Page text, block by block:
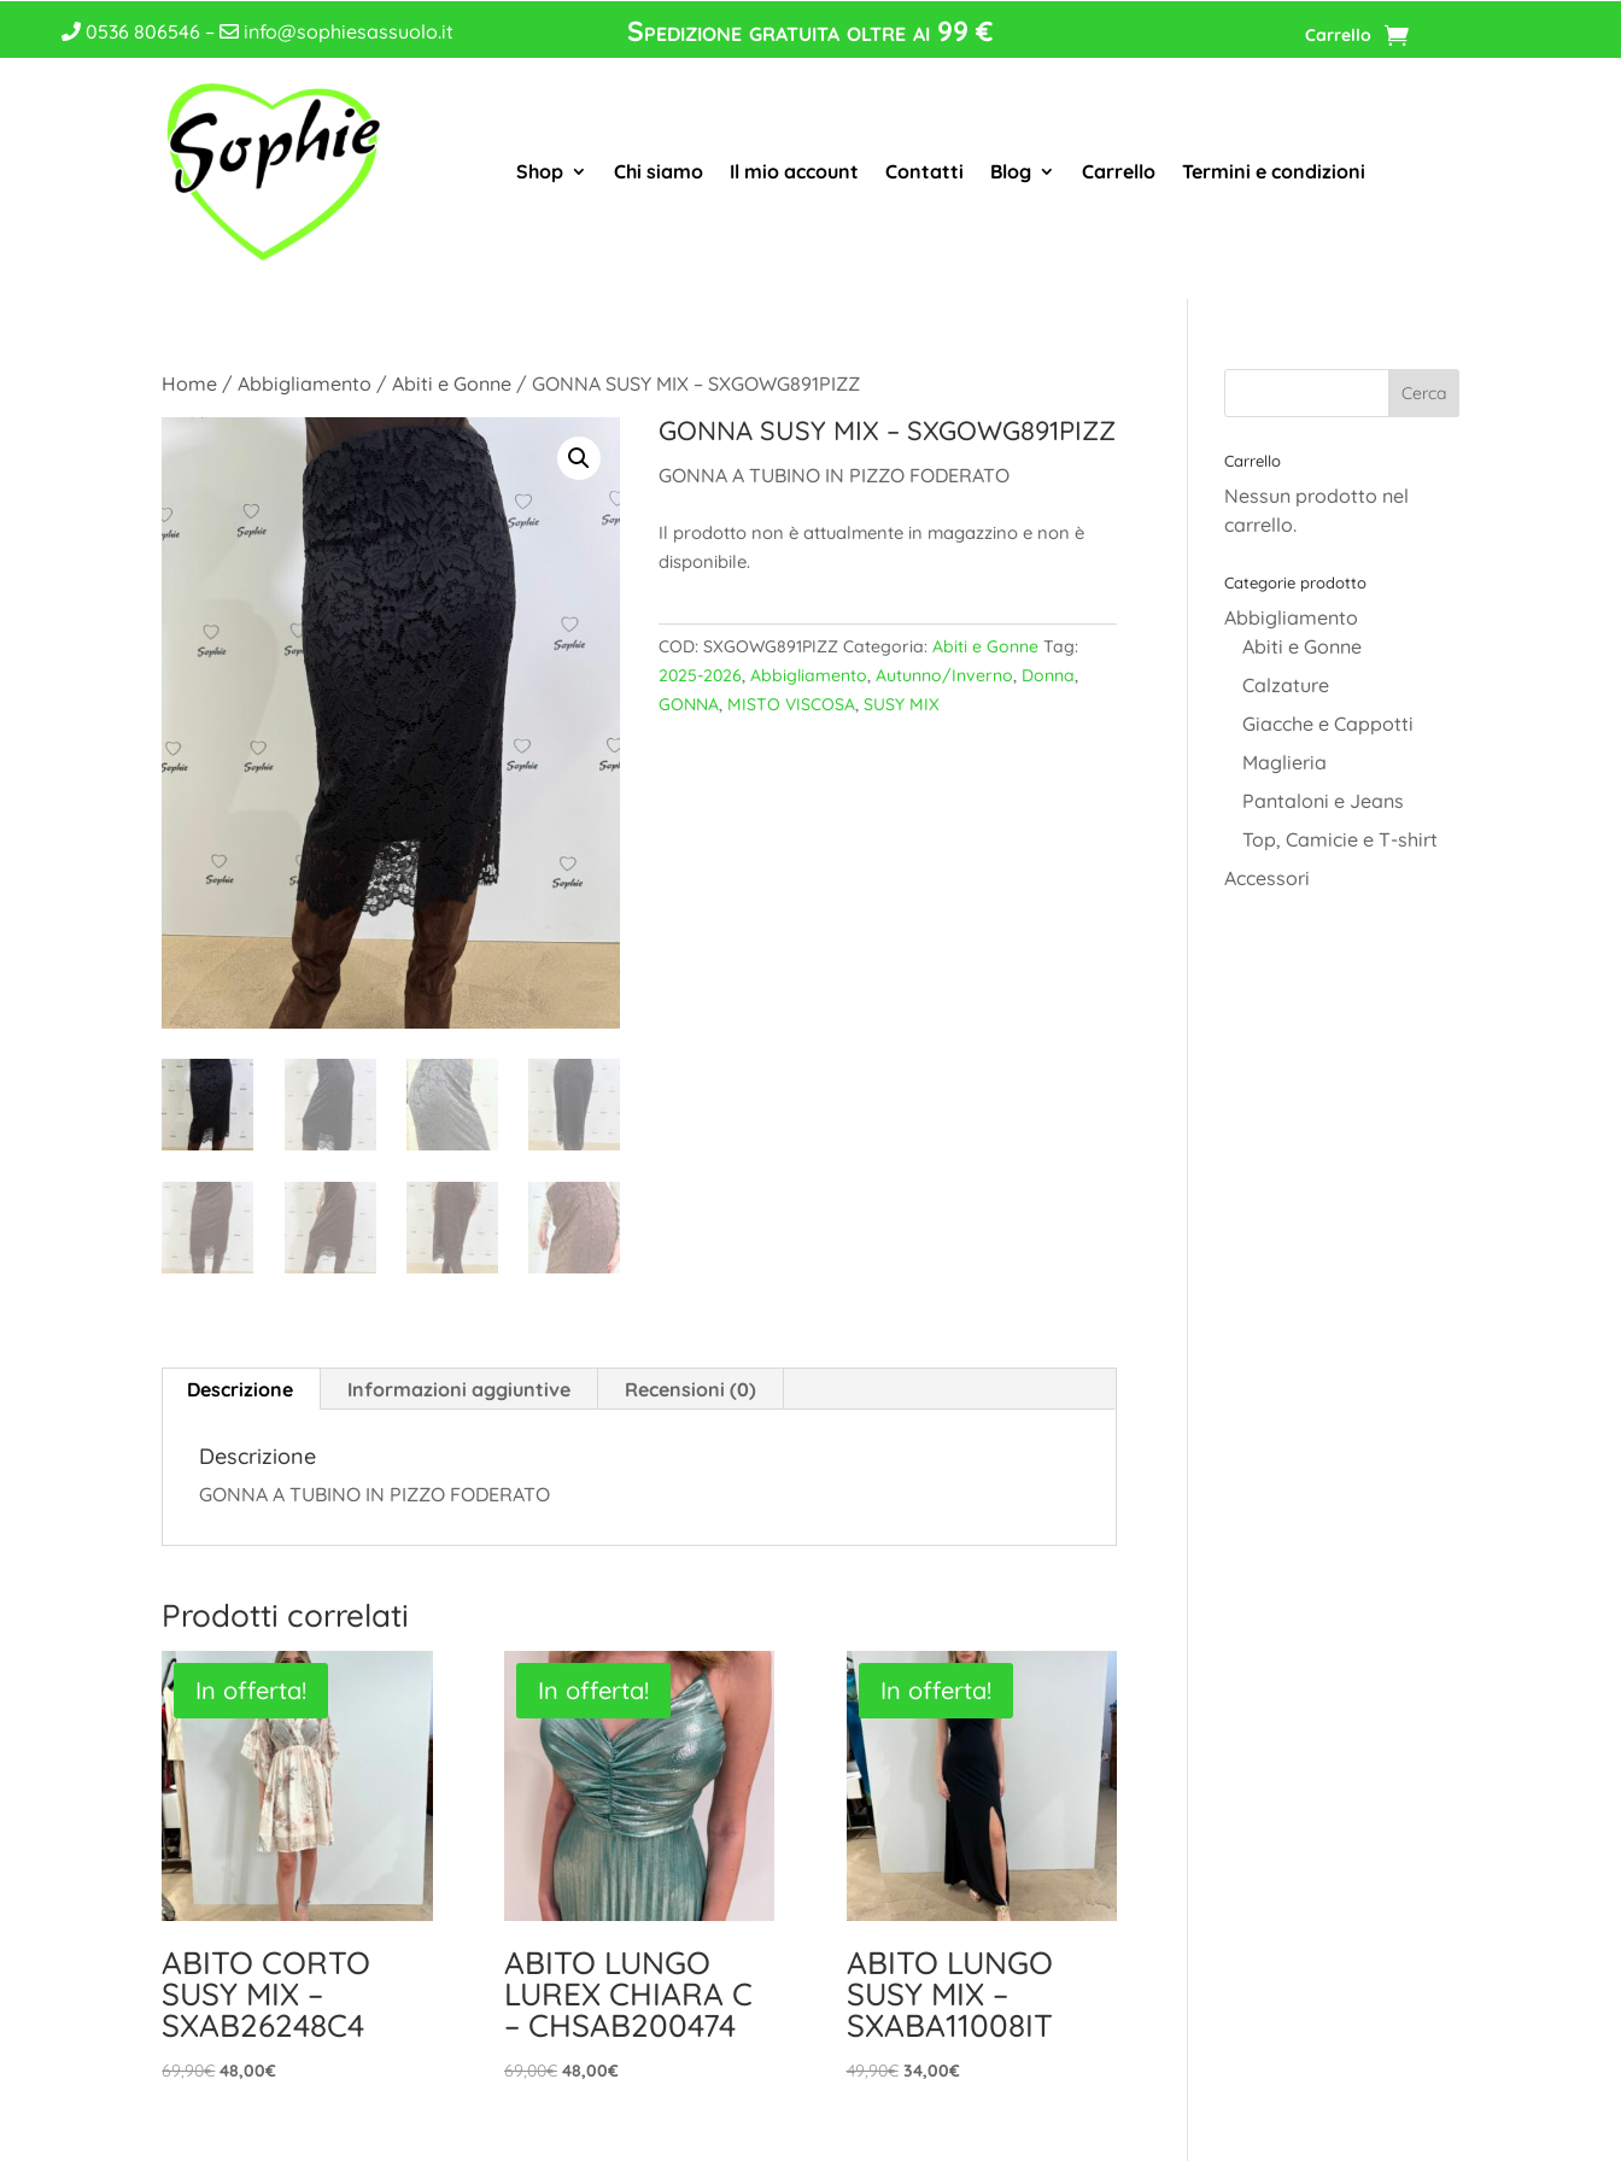
0536 806546 – info@sophiesassuolo.it Spedizione gratuita oltre ai 99 € Carrello
Shop Chi siamo Il mio account Contatti Blog Carrello Termini e condizioni
Home /Abbigliamento /Abiti e Gonne / GONNA SUSY MIX – SXGOWG891PIZZ
GONNA SUSY MIX – SXGOWG891PIZZ
GONNA A TUBINO IN PIZZO FODERATO
Il prodotto non è attualmente in magazzino e non è
disponibile.
COD:SXGOWG891PIZZ Categoria:Abiti e Gonne Tag:
2025-2026,Abbigliamento,Autunno/Inverno, Donna,
GONNA, MISTO VISCOSA,SUSY MIX
Descrizione Informazioni aggiuntive Recensioni (0)
Descrizione
GONNA A TUBINO IN PIZZO FODERATO
Prodotti correlati
In offerta!
ABITO CORTO
SUSY MIX –
SXAB26248C4
69,90€Il
48,00€Il
In offerta!
ABITO LUNGO
LUREX CHIARA C
– CHSAB200474
69,00€ Il
48,00€Il
In offerta!
ABITO LUNGO
SUSY MIX –
SXABA11008IT
49,90€ Il
34,00€Il
Carrello
Nessun prodotto nel
carrello.
Categorie prodotto
Abbigliamento
Abiti e Gonne
Calzature
Giacche e Cappotti
Maglieria
Pantaloni e Jeans
Top, Camicie e T-shirt
Accessori